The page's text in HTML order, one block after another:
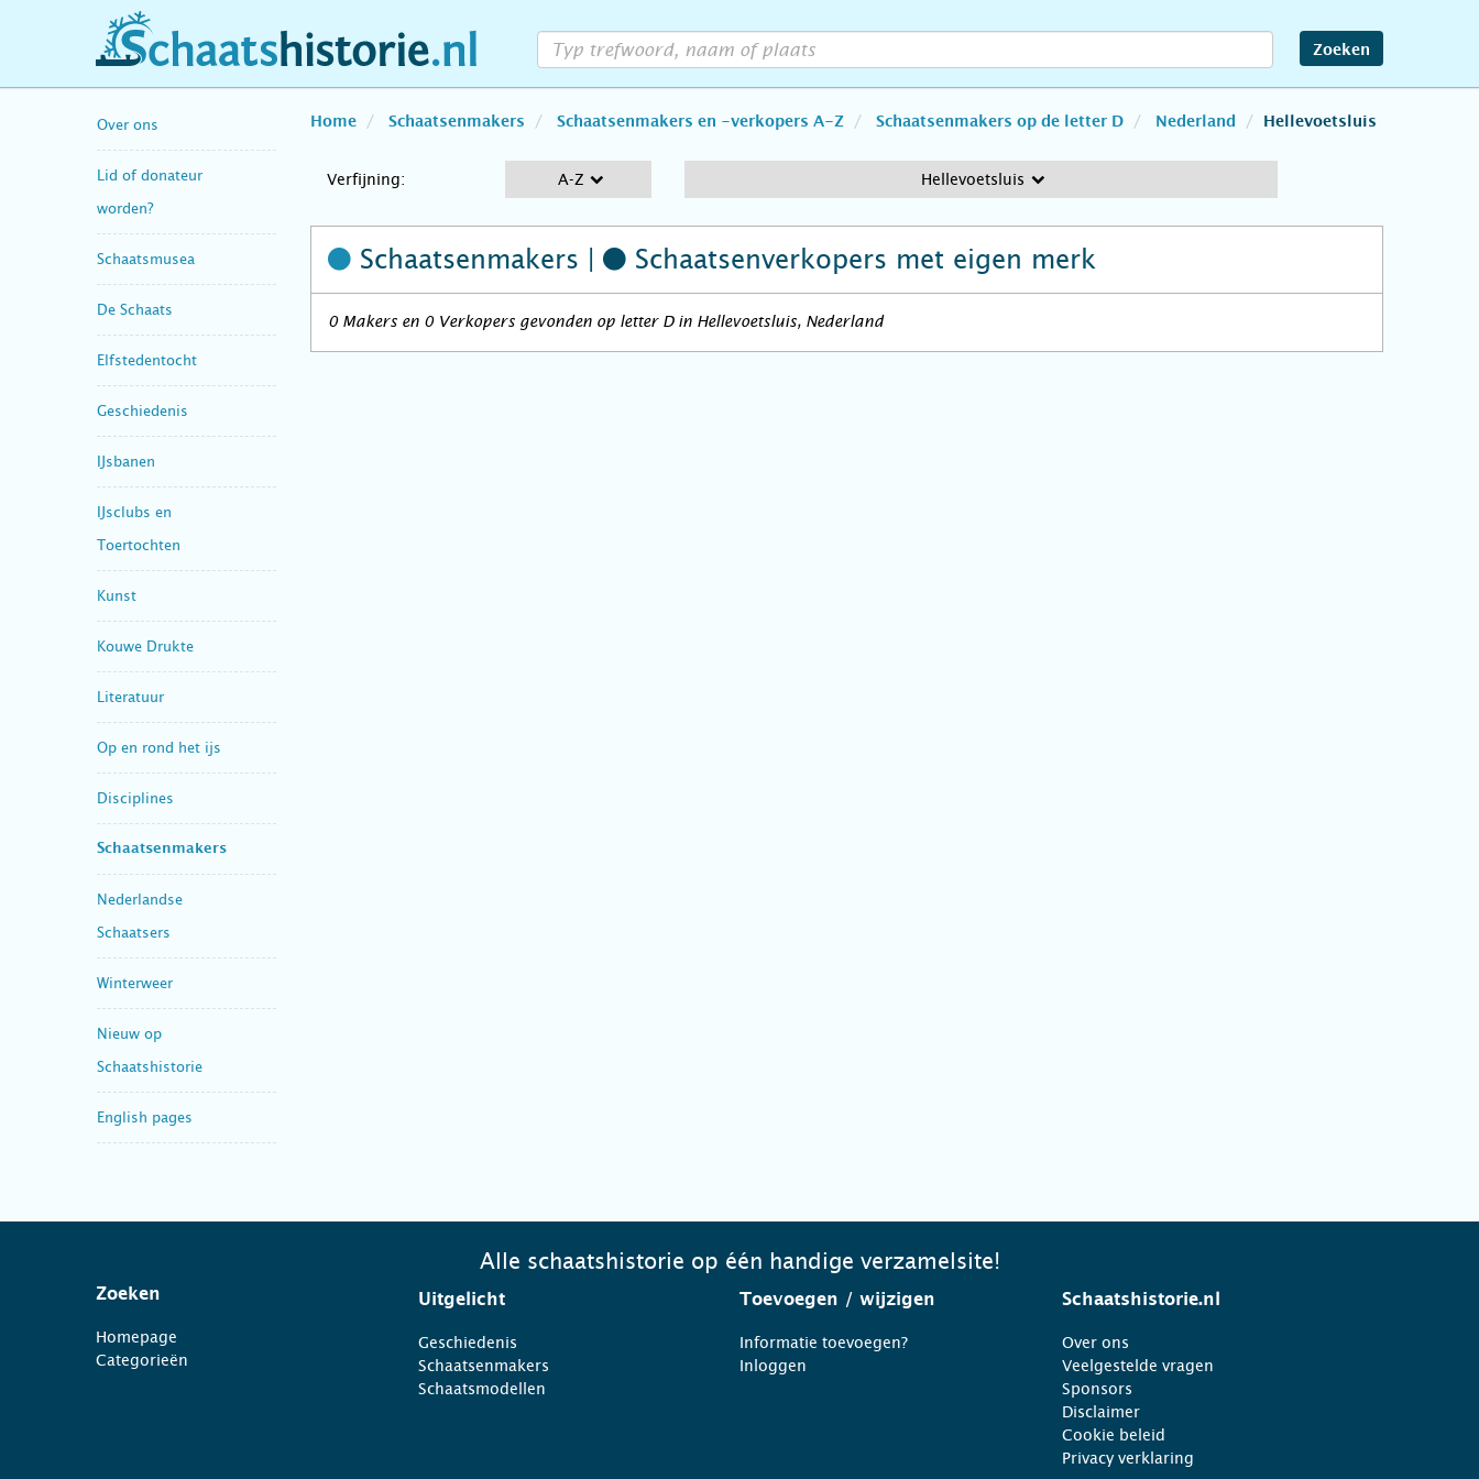
schaatshistorie.nl Zoeken
Over ons
Lid of donateur
worden?
Schaatsmusea
De Schaats
Elfstedentocht
Geschiedenis
IJsbanen
IJsclubs en
Toertochten
Kunst
Kouwe Drukte
Literatuur
Op en rond het ijs
Disciplines
Schaatsenmakers
Nederlandse
Schaatsers
Winterweer
Nieuw op
Schaatshistorie
English pages
Home Schaatsenmakers Schaatsenmakers en -verkopers A-Z Schaatsenmakers op de letter D Nederland Hellevoetsluis
Verfijning: A-Z Hellevoetsluis
Schaatsenmakers | Schaatsenverkopers met eigen merk
0 Makers en 0 Verkopers gevonden op letter D in Hellevoetsluis, Nederland
Alle schaatshistorie op één handige verzamelsite!
Zoeken
Homepage
Categorieën
Uitgelicht
Geschiedenis
Schaatsenmakers
Schaatsmodellen
Toevoegen / wijzigen
Informatie toevoegen?
Inloggen
Schaatshistorie.nl
Over ons
Veelgestelde vragen
Sponsors
Disclaimer
Cookie beleid
Privacy verklaring